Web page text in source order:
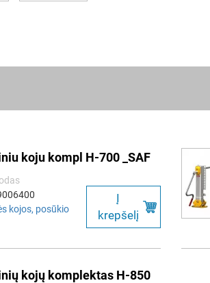
koju kompl H-700 _SAF
kojos, posūkio
Į
krepšelį
kojų komplektas H-850